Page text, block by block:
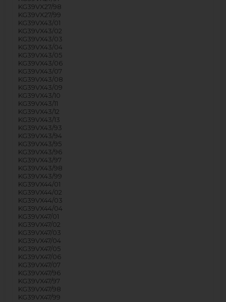
KG39VX27/98
KG39VX27/99
KG39VX43/01
KG39VX43/02
KG39VX43/03
KG39VX43/04
KG39VX43/05
KG39VX43/06
KG39VX43/07
KG39VX43/08
KG39VX43/09
KG39VX43/10
KG39VX43/11
KG39VX43/12
KG39VX43/13
KG39VX43/93
KG39VX43/94
KG39VX43/95
KG39VX43/96
KG39VX43/97
KG39VX43/98
KG39VX43/99
KG39VX44/01
KG39VX44/02
KG39VX44/03
KG39VX44/04
KG39VX47/01
KG39VX47/02
KG39VX47/03
KG39VX47/04
KG39VX47/05
KG39VX47/06
KG39VX47/07
KG39VX47/96
KG39VX47/97
KG39VX47/98
KG39VX47/99